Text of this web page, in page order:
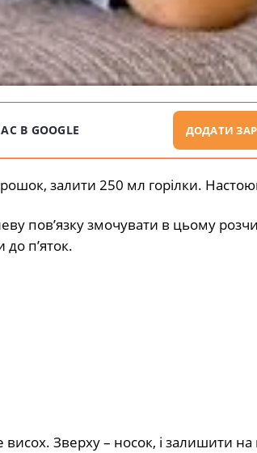
В GOOGLE ДОДАТИ
залити 250 мл горілки.
пов’язку змочувати в цьому
до п’яток.
Зверху – носок, і залишити на